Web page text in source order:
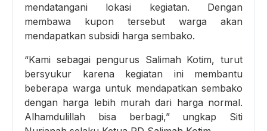
mendatangani lokasi kegiatan. Dengan
membawa kupon tersebut warga akan
mendapatkan subsidi harga sembako.
“Kami sebagai pengurus Salimah Kotim, turut
bersyukur karena kegiatan ini membantu
beberapa warga untuk mendapatkan sembako
dengan harga lebih murah dari harga normal.
Alhamdulillah bisa berbagi,” ungkap Siti